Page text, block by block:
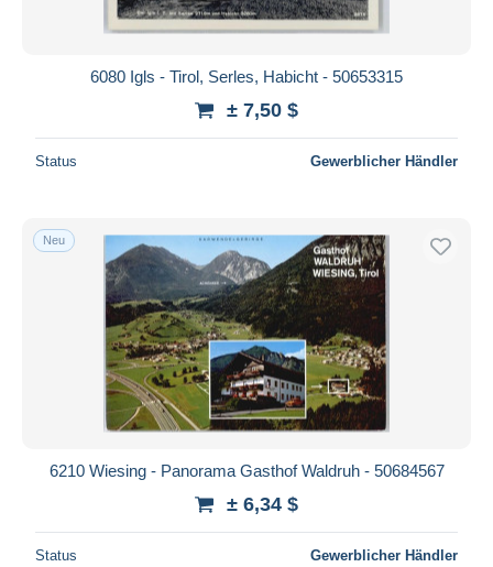
6080 Igls - Tirol, Serles, Habicht - 50653315
± 7,50 $
Status Gewerblicher Händler
Neu
6210 Wiesing - Panorama Gasthof Waldruh - 50684567
± 6,34 $
Status Gewerblicher Händler